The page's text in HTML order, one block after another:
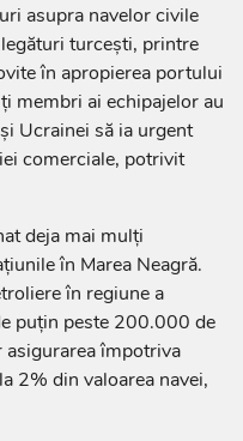
asupra navelor civile
turcești, printre
în apropierea portului
membri ai echipajelor au
Ucrainei să ia urgent
comerciale, potrivit
deja mai mulți
în Marea Neagră.
în regiune a
puțin peste 200.000 de
asigurarea împotriva
2% din valoarea navei,